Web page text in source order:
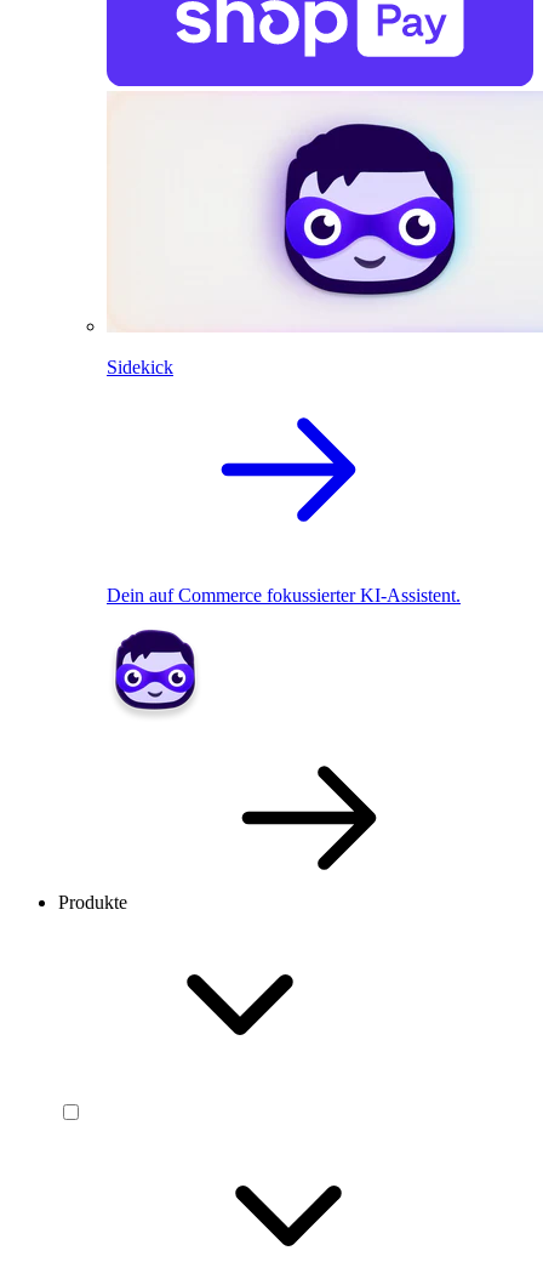
Sidekick
Dein auf Commerce fokussierter KI-Assistent.
Produkte